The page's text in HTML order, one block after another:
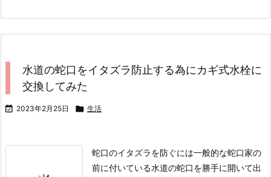
水道の蛇口をイタズラ防止する為にカギ式水栓に
交換してみた
 2023年2月25日  生活
蛇口のイタズラを防ぐには一般的な蛇口家の
前に付いている水道の蛇口を勝手に開いて出